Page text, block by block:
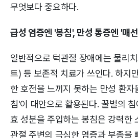
무엇보다 중요하다.
급성 염증엔 '봉침', 만성 통증엔 '매
일반적으로 턱관절 장애에는 물리
트) 등 보존적 치료가 쓰인다. 하지
한 호전을 느끼지 못하는 만성 환
침'이 대안으로 활용된다. 꿀벌의
효 성분을 주입하는 봉침은 강력한
관절 주변의 극심한 염증과 부종을